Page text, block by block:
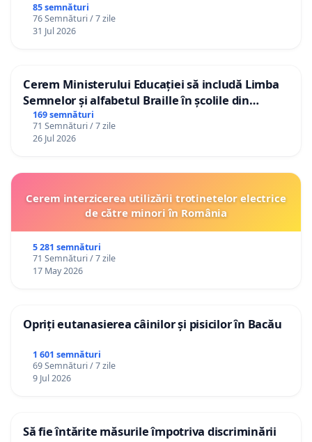
85 semnături
76 Semnături / 7 zile
31 Jul 2026
Cerem Ministerului Educației să includă Limba
Semnelor și alfabetul Braille în școlile din
Republica Moldova!
169 semnături
71 Semnături / 7 zile
26 Jul 2026
Cerem interzicerea utilizării trotinetelor electrice
de către minori în România
5 281 semnături
71 Semnături / 7 zile
17 May 2026
Opriți eutanasierea câinilor și pisicilor în Bacău
1 601 semnături
69 Semnături / 7 zile
9 Jul 2026
Să fie întărite măsurile împotriva discriminării